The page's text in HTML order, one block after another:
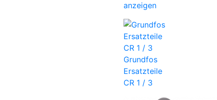
anzeigen
Grundfos
Ersatzteile
CR 1 / 3